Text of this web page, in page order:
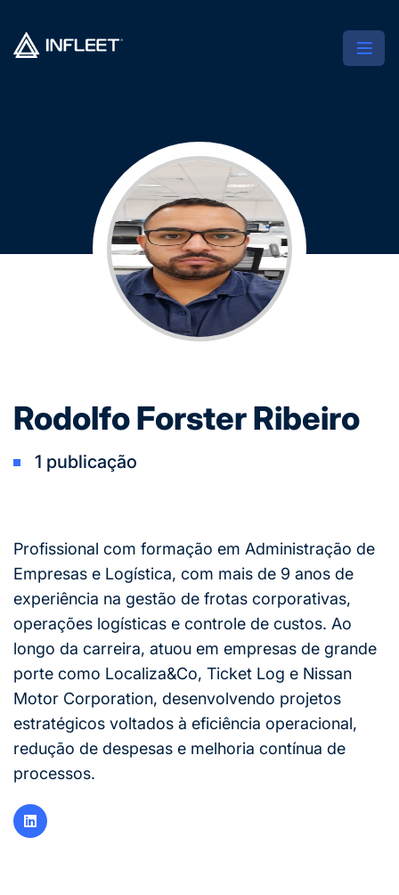
Rodolfo Forster Ribeiro
1 publicação
Profissional com formação em Administração de
Empresas e Logística, com mais de 9 anos de
experiência na gestão de frotas corporativas,
operações logísticas e controle de custos. Ao
longo da carreira, atuou em empresas de grande
porte como Localiza&Co, Ticket Log e Nissan
Motor Corporation, desenvolvendo projetos
estratégicos voltados à eficiência operacional,
redução de despesas e melhoria contínua de
processos.